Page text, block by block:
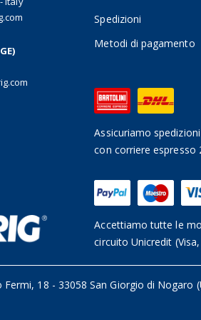
Spedizioni
Metodi di pagamento
Assicuriamo
con corriere espresso
Accettiamo tutte le
circuito Unicredit
Fermi, 18 - 33058 San Giorgio di Nogaro